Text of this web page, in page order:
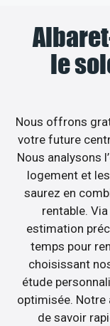
le
Nous offrons
votre future
Nous analysons
logement et
saurez en
rentable.
estimation
temps pour
choisissant
étude
optimisée. Notre
de savoir